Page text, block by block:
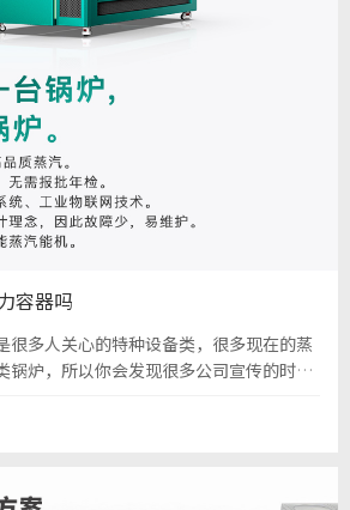
容器吗
很多人关心的特种设备类，很多现在的蒸
锅炉，所以你会发现很多公司宣传的时候
设计，2、便捷管理与维护，3、分布式